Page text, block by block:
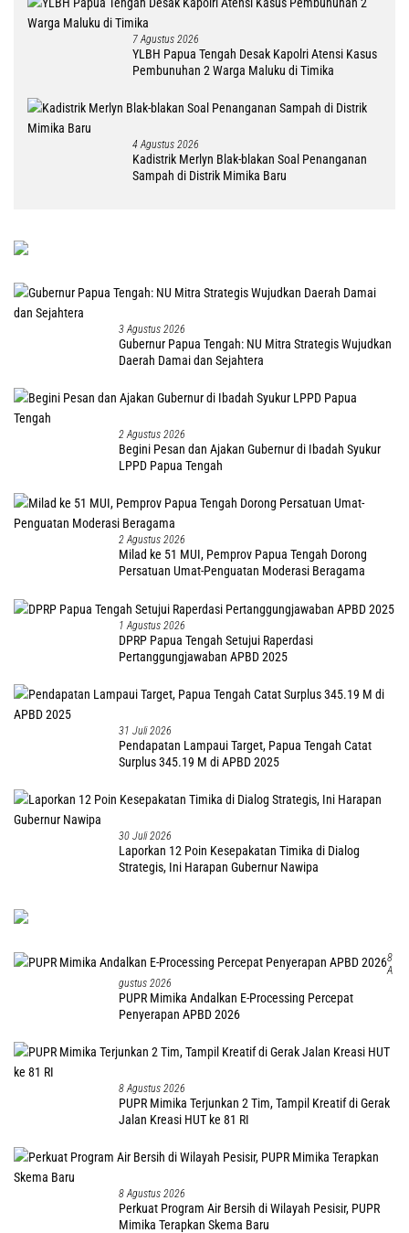
7 Agustus 2026
YLBH Papua Tengah Desak Kapolri Atensi Kasus
Pembunuhan 2 Warga Maluku di Timika
4 Agustus 2026
Kadistrik Merlyn Blak-blakan Soal Penanganan
Sampah di Distrik Mimika Baru
3 Agustus 2026
Gubernur Papua Tengah: NU Mitra Strategis Wujudkan
Daerah Damai dan Sejahtera
2 Agustus 2026
Begini Pesan dan Ajakan Gubernur di Ibadah Syukur
LPPD Papua Tengah
2 Agustus 2026
Milad ke 51 MUI, Pemprov Papua Tengah Dorong
Persatuan Umat-Penguatan Moderasi Beragama
1 Agustus 2026
DPRP Papua Tengah Setujui Raperdasi
Pertanggungjawaban APBD 2025
31 Juli 2026
Pendapatan Lampaui Target, Papua Tengah Catat
Surplus 345.19 M di APBD 2025
30 Juli 2026
Laporkan 12 Poin Kesepakatan Timika di Dialog
Strategis, Ini Harapan Gubernur Nawipa
8
A
Gustus 2026
PUPR Mimika Andalkan E-Processing Percepat
Penyerapan APBD 2026
8 Agustus 2026
PUPR Mimika Terjunkan 2 Tim, Tampil Kreatif di Gerak
Jalan Kreasi HUT ke 81 RI
8 Agustus 2026
Perkuat Program Air Bersih di Wilayah Pesisir, PUPR
Mimika Terapkan Skema Baru